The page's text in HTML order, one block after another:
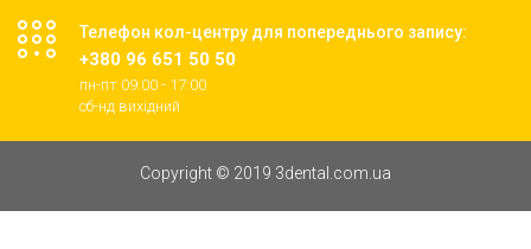
Телефон кол-центру для попереднього запису:
+380 96 651 50 50
пн-пт 09:00 - 17:00
cб-нд вихідний
Copyright © 2019 3dental.com.ua